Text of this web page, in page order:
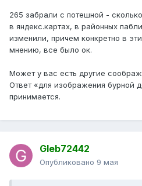
265 забрали с потешной -
в яндекс.картах, в районных
изменили, причем конкретно в
мнению, все было ок.
Может у вас есть другие
Ответ «для изображения бурной
принимается.
Gleb72442
Опубликовано 9 мая